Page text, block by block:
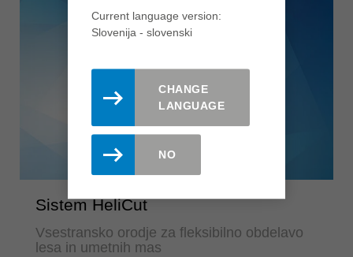
Sistem HeliCut
Vsestransko orodje za fleksibilno obdelavo
lesa in umetnih mas
Current language version:
Slovenija - slovenski
CHANGE
LANGUAGE
NO